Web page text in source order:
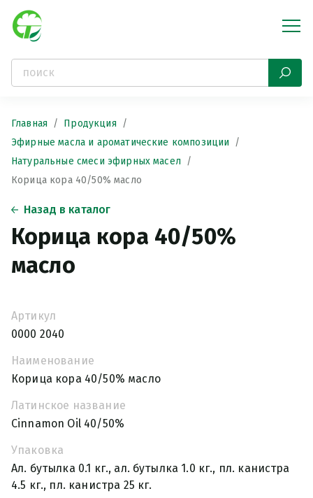
Главная
Продукция
Эфирные масла и ароматические композиции
Натуральные смеси эфирных масел
Корица кора 40/50% масло
Назад в каталог
Корица кора 40/50%
масло
Артикул
0000 2040
Наименование
Корица кора 40/50% масло
Латинское название
Cinnamon Oil 40/50%
Упаковка
Ал. бутылка 0.1 кг., ал. бутылка 1.0 кг., пл. канистра
4.5 кг., пл. канистра 25 кг.